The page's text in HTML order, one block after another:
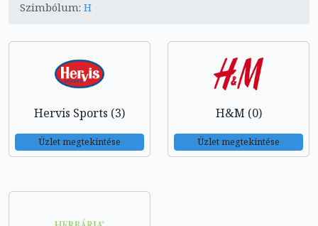
Szimbólum: H
Hervis Sports (3)
Üzlet megtekintése
H&M (0)
Üzlet megtekintése